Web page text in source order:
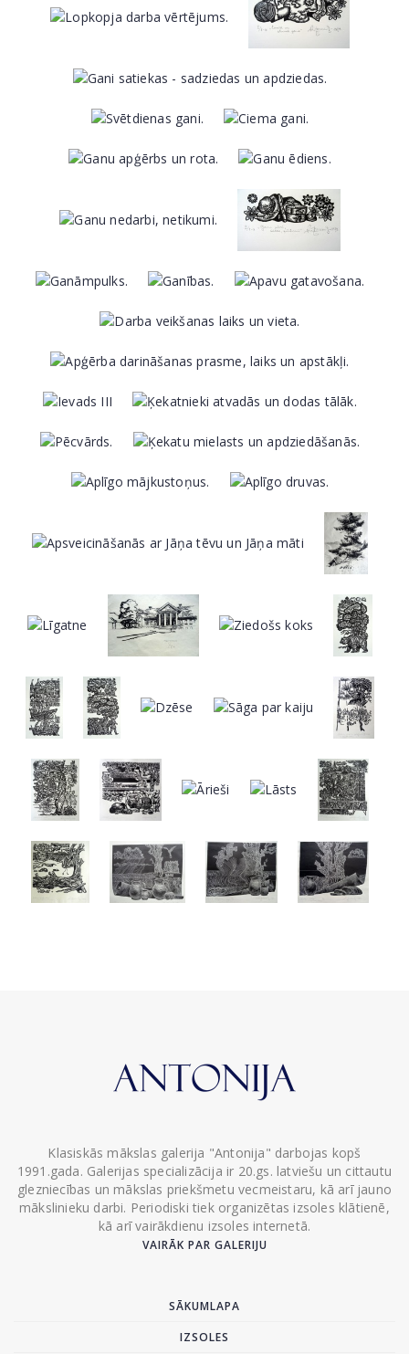
Klasiskās mākslas galerija "Antonija" darbojas kopš
1991.gada. Galerijas specializācija ir 20.gs. latviešu un cittautu
glezniecības un mākslas priekšmetu vecmeistaru, kā arī jauno
mākslinieku darbi. Periodiski tiek organizētas izsoles klātienē,
kā arī vairākdienu izsoles internetā.
VAIRĀK PAR GALERIJU
SĀKUMLAPA
IZSOLES